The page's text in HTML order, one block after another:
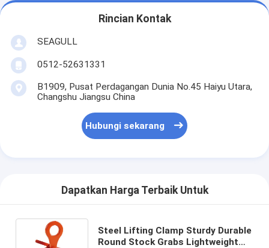
Rincian Kontak
SEAGULL
0512-52631331
B1909, Pusat Perdagangan Dunia No.45 Haiyu Utara,
Changshu Jiangsu China
Hubungi sekarang
Dapatkan Harga Terbaik Untuk
Steel Lifting Clamp Sturdy Durable
Round Stock Grabs Lightweight